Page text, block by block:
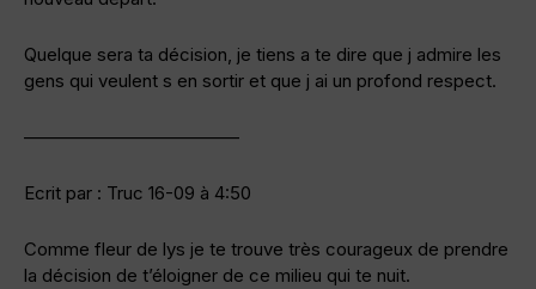
Quelque sera ta décision, je tiens a te dire que j admire les
gens qui veulent s en sortir et que j ai un profond respect.
————————————
Ecrit par : Truc 16-09 à 4:50
Comme fleur de lys je te trouve très courageux de prendre
la décision de t’éloigner de ce milieu qui te nuit.